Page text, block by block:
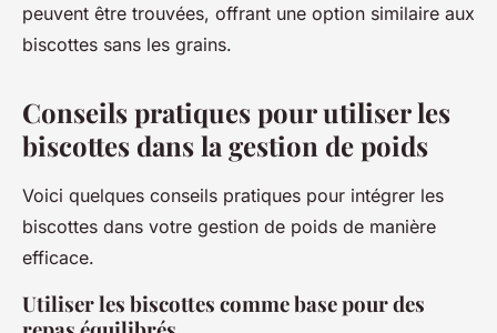
peuvent être trouvées, offrant une option similaire aux
biscottes sans les grains.
Conseils pratiques pour utiliser les
biscottes dans la gestion de poids
Voici quelques conseils pratiques pour intégrer les
biscottes dans votre gestion de poids de manière
efficace.
Utiliser les biscottes comme base pour des